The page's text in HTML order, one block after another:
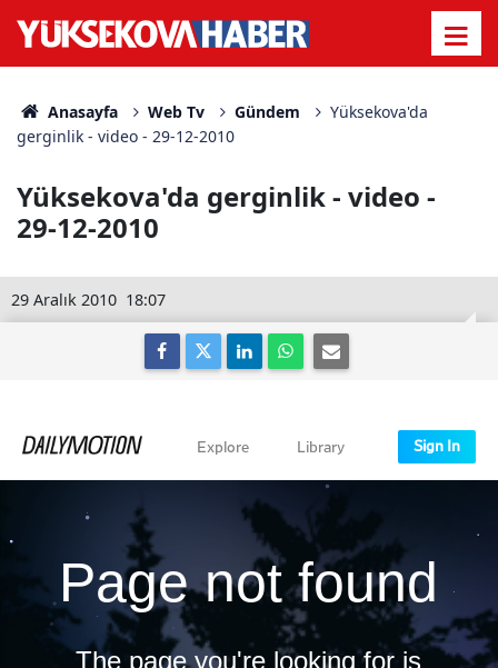
Anasayfa Web Tv Gündem
Yüksekova'da
gerginlik - video - 29-12-2010
Yüksekova'da gerginlik - video -
29-12-2010
18:07
29 Aralık 2010